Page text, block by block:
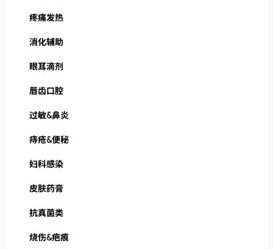
疼痛发热
消化辅助
眼耳滴剂
唇齿口腔
过敏&鼻炎
痔疮&便秘
妇科感染
皮肤药膏
抗真菌类
烧伤&疤痕